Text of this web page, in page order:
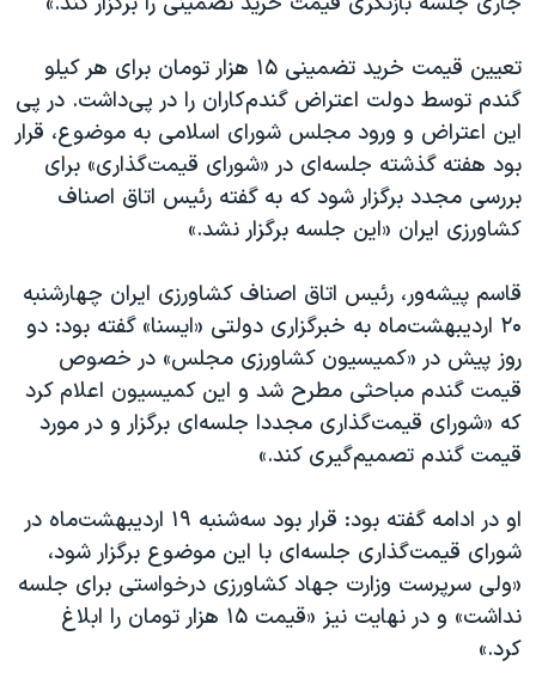
همایش محافظه‌کاران آمریکا «سی‌پک»
سفر پرزیدنت ترامپ به چین
تعیین قیمت خرید تضمینی ۱۵ هزار تومان برای هر کیلو
گندم توسط دولت اعتراض گندم‌کاران را در پی‌داشت. در پی
این اعتراض و ورود مجلس شورای اسلامی به موضوع، قرار
بود هفته گذشته جلسه‌ای در «شورای قیمت‌گذاری» برای
بررسی مجدد برگزار شود که به گفته رئیس اتاق اصناف
کشاورزی ایران «این جلسه برگزار نشد.»
قاسم پیشه‌ور، رئیس اتاق اصناف کشاورزی ایران چهارشنبه
۲۰ اردیبهشت‌ماه به خبرگزاری دولتی «ایسنا» گفته بود: دو
روز پیش در «کمیسیون کشاورزی مجلس» در خصوص
قیمت گندم مباحثی مطرح شد و این کمیسیون اعلام کرد
که «شورای قیمت‌گذاری مجددا جلسه‌ای برگزار و در مورد
قیمت گندم تصمیم‌گیری کند.»
او در ادامه گفته بود: قرار بود سه‌شنبه ۱۹ اردیبهشت‌ماه در
شورای قیمت‌گذاری جلسه‌ای با این موضوع برگزار شود،
«ولی سرپرست وزارت جهاد کشاورزی درخواستی برای جلسه
نداشت» و در نهایت نیز «قیمت ۱۵ هزار تومان را ابلاغ
کرد.»